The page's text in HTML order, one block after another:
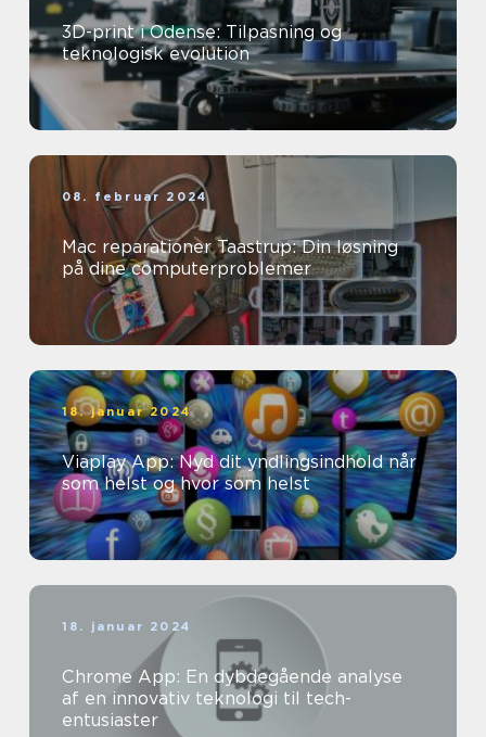
3D-print i Odense: Tilpasning og
teknologisk evolution
08. februar 2024
Mac reparationer Taastrup: Din løsning
på dine computerproblemer
18. januar 2024
Viaplay App: Nyd dit yndlingsindhold når
som helst og hvor som helst
18. januar 2024
Chrome App: En dybdegående analyse
af en innovativ teknologi til tech-
entusiaster